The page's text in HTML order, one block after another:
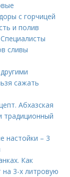
с горчицей
и полив
сливы
сажать
Абхазская
традиционный
настойки – 3
Как
на 3-х литровую